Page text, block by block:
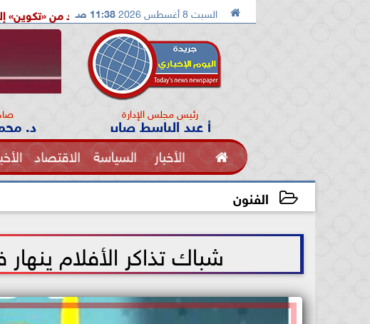
 السبت 8 أغسطس 2026 11:38 صـ
الدكتور محمد الصريدي يكشف المخطط الجديد من «تكوين» إلى «مجتمع» ..
رئيس مجلس الإدارة
أ عبد الباسط صابر د.
 الأخبار السياسة الاقتصاد
الفنون الفنون
شباك تذاكر الأفلام